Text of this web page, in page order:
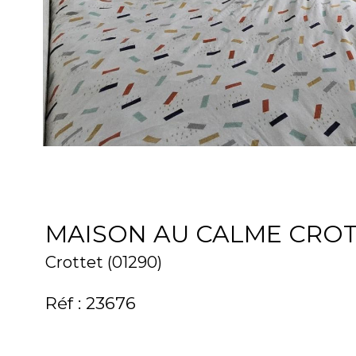
MAISON AU CALME
Crottet (01290)
Réf : 23676